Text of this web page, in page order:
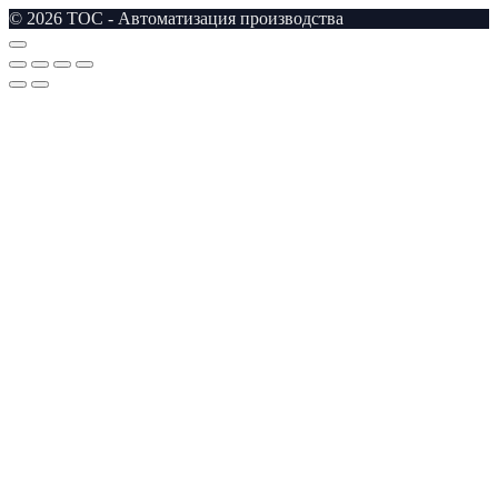
© 2026 TOC - Автоматизация производства